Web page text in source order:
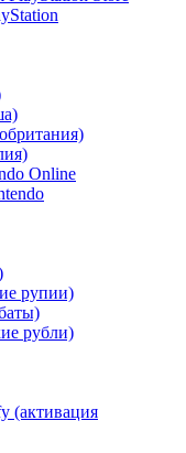
Online
рупии)
рубли)
(активация